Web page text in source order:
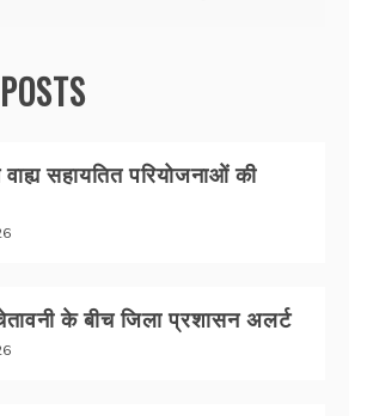
सहायतित परियोजनाओं की
चेतावनी के बीच जिला प्रशासन अलर्ट